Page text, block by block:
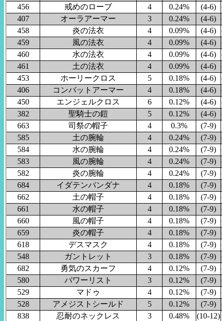
456
戒めのローブ 4 0.24% (4-6)
407
オーラアーマー 3 0.24% (4-6)
458
炎の法衣 4 0.09% (4-6)
459
風の法衣 4 0.09% (4-6)
460
水の法衣 4 0.09% (4-6)
461
土の法衣 4 0.09% (4-6)
453
ホーリークロス 5 0.18% (4-6)
406
コンバットアーマー 4 0.18% (4-6)
450
エンジェルクロス 6 0.12% (4-6)
382
聖騎士の鎧 5 0.12% (4-6)
663
司祭の帽子 4 0.3%
(7-9)
585
土の腕輪 4 0.24% (7-9)
584
水の腕輪 4 0.24% (7-9)
583
風の腕輪 4 0.24% (7-9)
582
炎の腕輪 4 0.24% (7-9)
684
イダテンバンダナ 4 0.18% (7-9)
662
土の帽子 4 0.18% (7-9)
661
水の帽子 4 0.18% (7-9)
660
風の帽子 4 0.18% (7-9)
659
炎の帽子 4 0.18% (7-9)
618
デスマスク 4 0.18% (7-9)
548
ガントレット 3 0.18% (7-9)
682
勇気のスカーフ 4 0.12% (7-9)
580
パワーリスト 3 0.12% (7-9)
529
マドゥ 4 0.12% (7-9)
528
アメジストシールド 5 0.12% (7-9)
838
忍耐のネックレス 3 0.48% (10-12)